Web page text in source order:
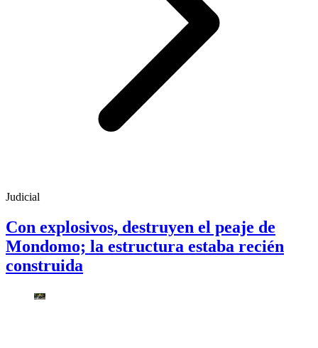
Judicial
Con explosivos, destruyen el peaje de
Mondomo; la estructura estaba recién
construida